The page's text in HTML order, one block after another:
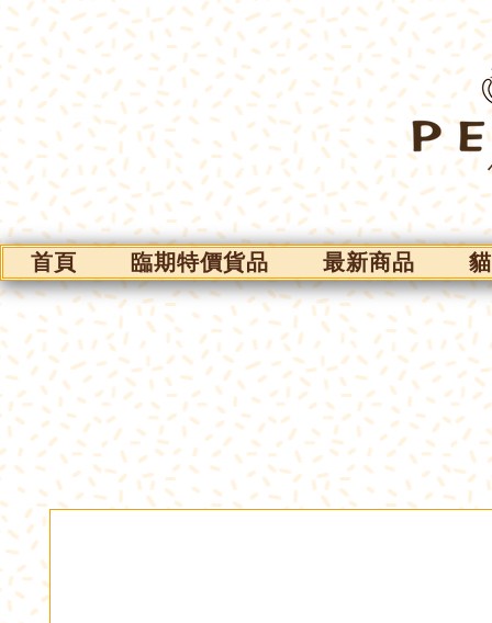
首頁 臨期特價貨品 最新商品